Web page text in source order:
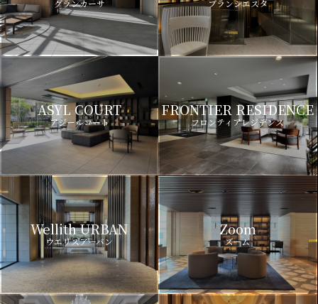
グランカーサ ブランシエスタ
ASYL COURT
アジールコート
FRONTIER RESIDENCE
フロンティアレジデンス
Wellith URBAN
ウエリスアーバン
Zoom
ズーム